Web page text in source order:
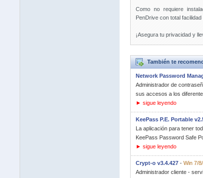
Como no requiere
PenDrive con total
¡Asegura tu privacidad y
También te
Network Password
Administrador de
sus accesos a los
► sigue leyendo
KeePass P.E. Portable
La aplicación para tener
KeePass Password Safe
► sigue leyendo
Crypt-o v3.4.427- Win 7/
Administrador cliente -